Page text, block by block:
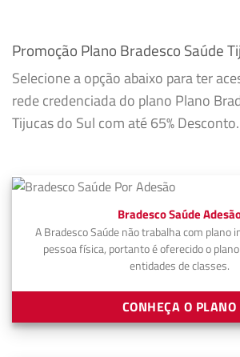
Promoção Plano Bradesco Saúde
Selecione a opção abaixo para ter
rede credenciada do plano Plano
Tijucas do Sul com até 65% Desconto.
Bradesco Saúde
A Bradesco Saúde não trabalha com plano
pessoa física, portanto é oferecido o
entidades de classes.
CONHEÇA O PLANO